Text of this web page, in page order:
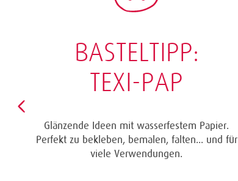
BASTELTIPP:
TEXI-PAP
Glänzende Ideen mit wasserfestem Papier.
Perfekt zu bekleben, bemalen, falten... und für
viele Verwendungen.